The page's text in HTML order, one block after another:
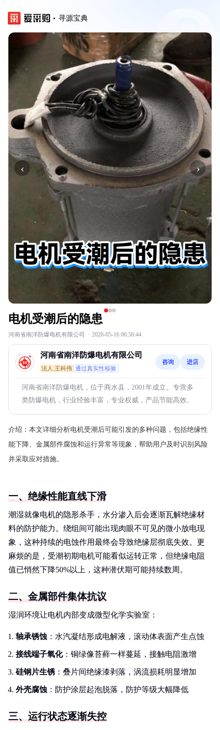
寻源宝典
‹ ›
电机受潮后的隐患
河南省南洋防爆电机有限公司 · 2026-05-16 06:56:44
河南省南洋防爆电机有限公司
法人:王科伟 通过真实性核验
咨询 进店
河南省南洋防爆电机，位于商水县，2001年成立。专营多
类防爆电机，行业经验丰富，专业权威，产品节能高效。
介绍： 本文详细分析电机受潮后可能引发的多种问题，包括绝缘性
能下降、金属部件腐蚀和运行异常等现象，帮助用户及时识别风险
并采取应对措施。
一、绝缘性能直线下滑
潮湿就像电机的隐形杀手，水分渗入后会逐渐瓦解绝缘材
料的防护能力。绕组间可能出现肉眼不可见的微小放电现
象，这种持续的电蚀作用最终会导致绝缘层彻底失效。更
麻烦的是，受潮初期电机可能看似运转正常，但绝缘电阻
值已悄然下降50%以上，这种潜伏期可能持续数周。
二、金属部件集体抗议
湿润环境让电机内部变成微型化学实验室：
轴承锈蚀 ：水汽凝结形成电解液，滚动体表面产生点蚀
接线端子氧化：铜绿像苔藓一样蔓延，接触电阻激增
硅钢片生锈：叠片间绝缘漆剥落，涡流损耗明显增加
外壳腐蚀 ：防护涂层起泡脱落，防护等级大幅降低
三、运行状态逐渐失控